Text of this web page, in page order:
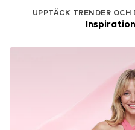
UPPTÄCK TRENDER